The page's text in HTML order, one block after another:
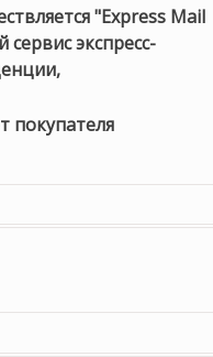
"Express Mail
экспресс-
покупателя